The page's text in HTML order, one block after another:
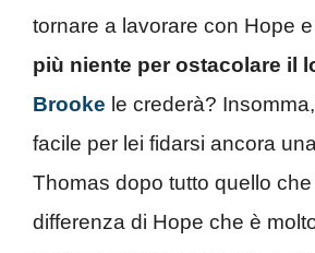
tornare a lavorare con Hope
più niente per ostacolare il
Brooke le crederà?
facile per lei fidarsi ancora
Thomas dopo tutto quello
differenza di Hope che è